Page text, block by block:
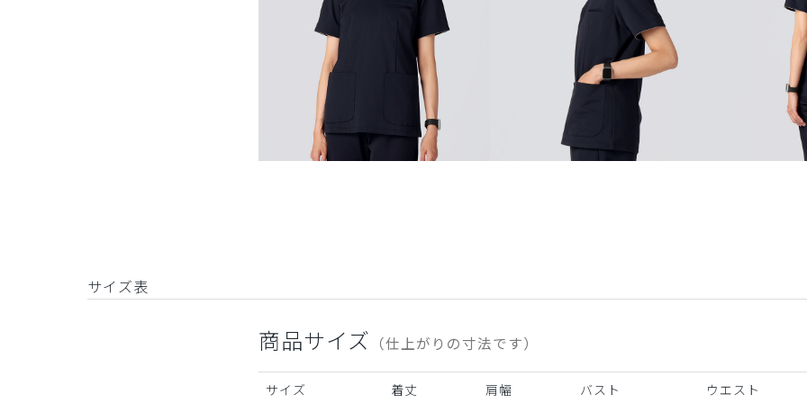
サイズ表
商品サイズ （仕上がりの寸法です）
サイズ 着丈 肩幅 バスト ウエスト